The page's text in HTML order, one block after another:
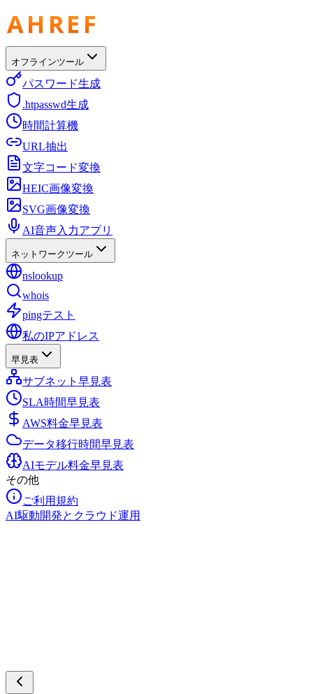
オフラインツール
パスワード生成
.htpasswd生成
時間計算機
URL抽出
文字コード変換
HEIC画像変換
SVG画像変換
AI音声入力アプリ
ネットワークツール
nslookup
whois
pingテスト
私のIPアドレス
早見表
サブネット早見表
SLA時間早見表
AWS料金早見表
データ移行時間早見表
AIモデル料金早見表
その他
ご利用規約
AI駆動開発とクラウド運用